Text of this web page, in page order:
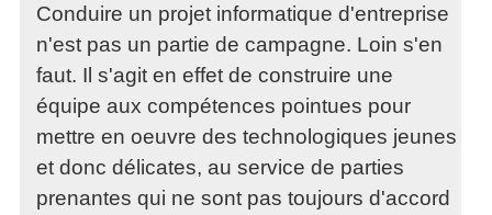
Conduire un projet informatique d'entreprise
n'est pas un partie de campagne. Loin s'en
faut. Il s'agit en effet de construire une
équipe aux compétences pointues pour
mettre en oeuvre des technologiques jeunes
et donc délicates, au service de parties
prenantes qui ne sont pas toujours d'accord